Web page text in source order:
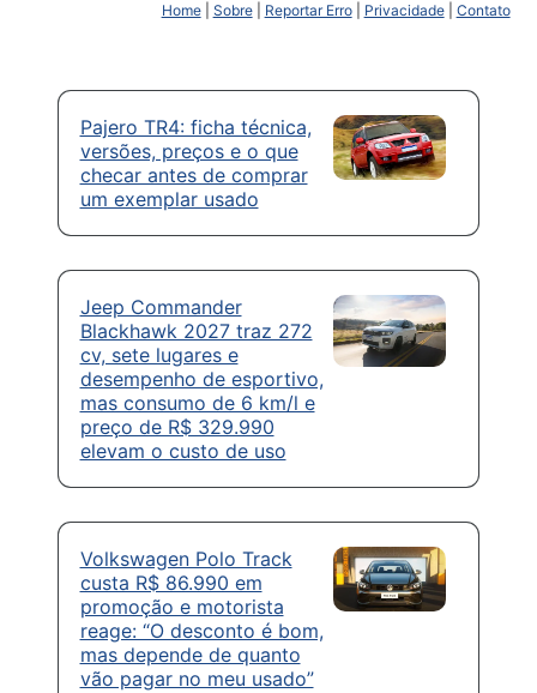
Home| Sobre| Reportar Erro| Privacidade| Contato
Pajero TR4: ficha técnica,
versões, preços e o que
checar antes de comprar
um exemplar usado
Jeep Commander
Blackhawk 2027 traz 272
cv, sete lugares e
desempenho de esportivo,
mas consumo de 6 km/l e
preço de R$ 329.990
elevam o custo de uso
Volkswagen Polo Track
custa R$ 86.990 em
promoção e motorista
reage: “O desconto é bom,
mas depende de quanto
vão pagar no meu usado”